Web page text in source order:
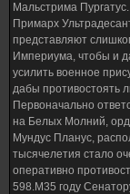
Мальстрима
Примарх
представляют
Империума, чтобы и
усилить военное
дабы противостоять
Первоначально
на Белых Молний,
Мундус Планус,
тысячелетия стало
оперативно
598.М35 году